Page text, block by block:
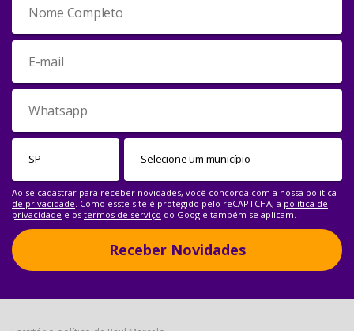
Ao se cadastrar para receber novidades, você concorda com a nossa política
de privacidade. Como esste site é protegido pelo reCAPTCHA, a política de
privacidade e os termos de serviço do Google também se aplicam.
Receber Novidades